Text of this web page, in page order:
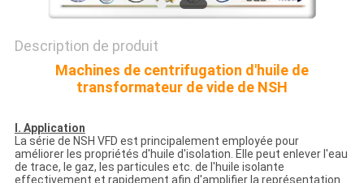
Description de produit
Machines de centrifugation d'huile de
transformateur de vide de NSH
I. Application
La série de NSH VFD est principalement employée pour
améliorer les propriétés d'huile d'isolation. Elle peut enlever l'eau
de trace, le gaz, les particules etc. de l'huile isolante
effectivement et rapidement afin d'amplifier la représentation